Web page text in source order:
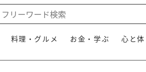
料理・グルメ お金・学ぶ 心と体